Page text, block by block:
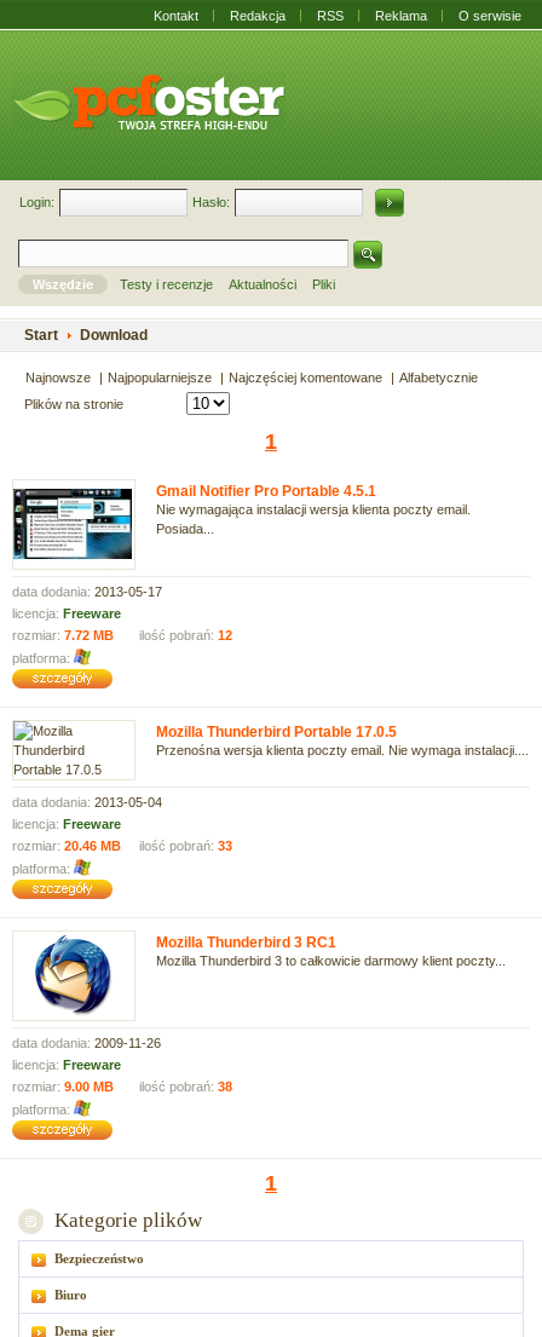
Kontakt Redakcja RSS Reklama O serwisie
Login: Hasło:
Wszędzie Testy i recenzje Aktualności Pliki
Start Download
Najnowsze Najpopularniejsze Najczęściej komentowane
Alfabetycznie
Plików na stronie
1
Gmail Notifier Pro Portable 4.5.1
Nie wymagająca instalacji wersja klienta poczty email.
Posiada...
data dodania: 2013-05-17
licencja: Freeware
rozmiar: 7.72 MB ilość pobrań: 12
platforma:
Mozilla Thunderbird Portable 17.0.5
Przenośna wersja klienta poczty email. Nie wymaga instalacji....
data dodania: 2013-05-04
licencja: Freeware
rozmiar: 20.46 MB ilość pobrań: 33
platforma:
Mozilla Thunderbird 3 RC1
Mozilla Thunderbird 3 to całkowicie darmowy klient poczty...
data dodania: 2009-11-26
licencja: Freeware
rozmiar: 9.00 MB ilość pobrań: 38
platforma:
1
Kategorie plików
Bezpieczeństwo
Biuro
Dema gier